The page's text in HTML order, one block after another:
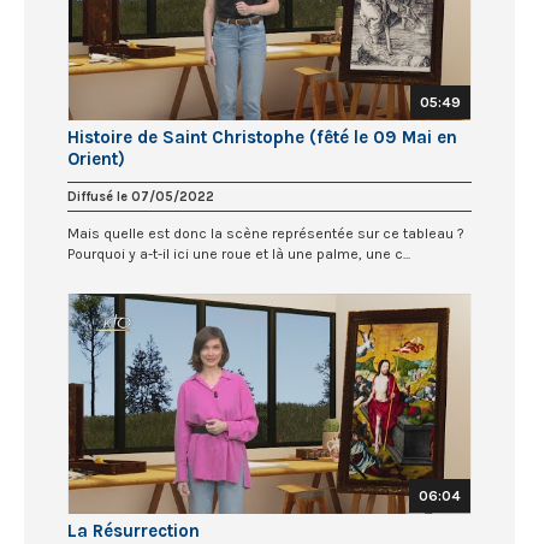
05:49
Histoire de Saint Christophe (fêté le 09 Mai en
Orient)
Diffusé le 07/05/2022
Mais quelle est donc la scène représentée sur ce tableau ?
Pourquoi y a-t-il ici une roue et là une palme, une c...
06:04
La Résurrection